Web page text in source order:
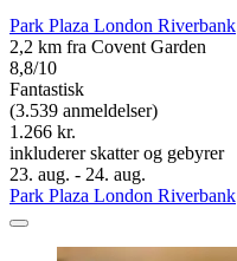
Park Plaza London Riverbank
2,2 km fra Covent Garden
8,8/10
Fantastisk
(3.539 anmeldelser)
1.266 kr.
inkluderer skatter og gebyrer
23. aug. - 24. aug.
Park Plaza London Riverbank